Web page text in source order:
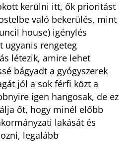
kerülni itt, ők prioritást
való bekerülés, mint
house) igénylés
ugyanis rengeteg
létezik, amire lehet
bágyadt a gyógyszerek
jól a sok férfi közt a
igen hangosak, de ez
őt, hogy minél előbb
lakását és
legalább